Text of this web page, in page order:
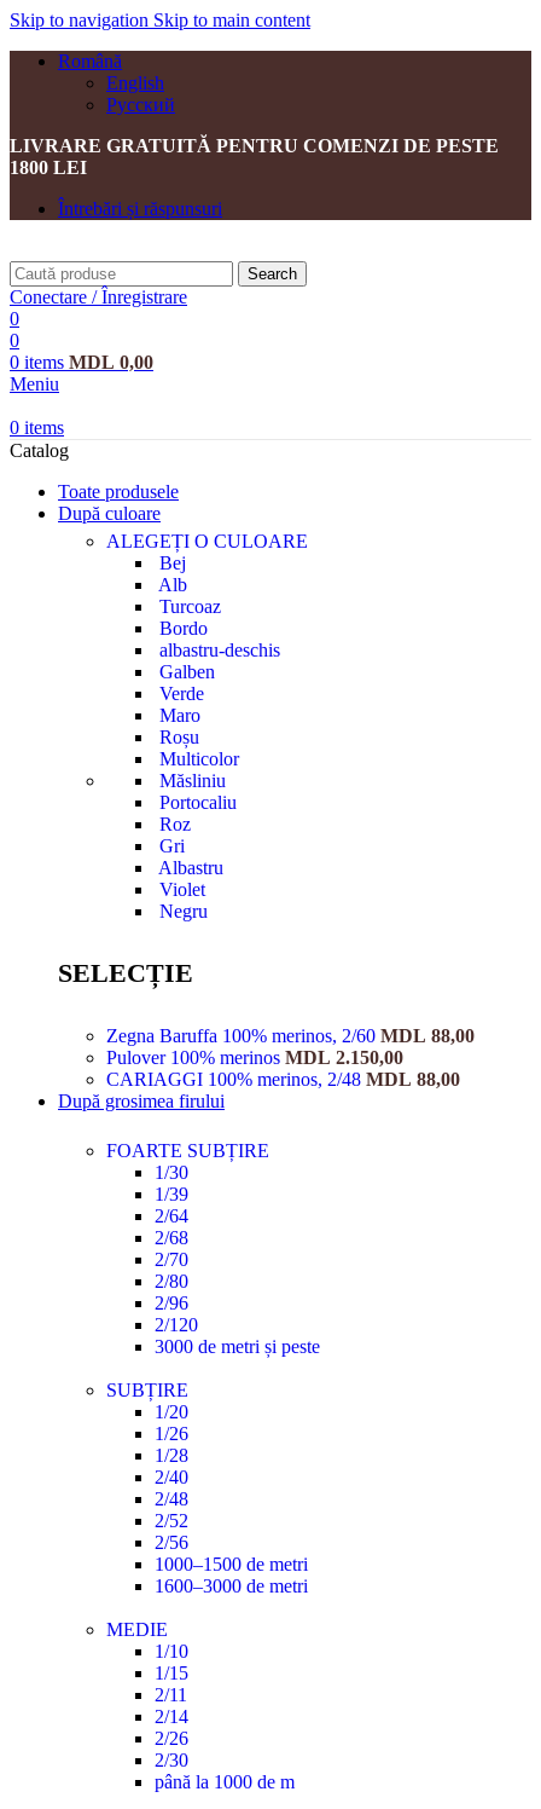
Skip to navigation Skip to main content
Română
English
Русский
LIVRARE GRATUITĂ PENTRU COMENZI DE PESTE
1800 LEI
Întrebări și răspunsuri
Search
Conectare / Înregistrare
0
0
0 items MDL 0,00
Meniu
0 items
Catalog
Toate produsele
După culoare
ALEGEȚI O CULOARE
Bej
Alb
Turcoaz
Bordo
albastru-deschis
Galben
Verde
Maro
Roșu
Multicolor
Măsliniu
Portocaliu
Roz
Gri
Albastru
Violet
Negru
SELECȚIE
Zegna Baruffa 100% merinos, 2/60 MDL 88,00
Pulover 100% merinos MDL 2.150,00
CARIAGGI 100% merinos, 2/48 MDL 88,00
După grosimea firului
FOARTE SUBȚIRE
1/30
1/39
2/64
2/68
2/70
2/80
2/96
2/120
3000 de metri și peste
SUBȚIRE
1/20
1/26
1/28
2/40
2/48
2/52
2/56
1000–1500 de metri
1600–3000 de metri
MEDIE
1/10
1/15
2/11
2/14
2/26
2/30
până la 1000 de m